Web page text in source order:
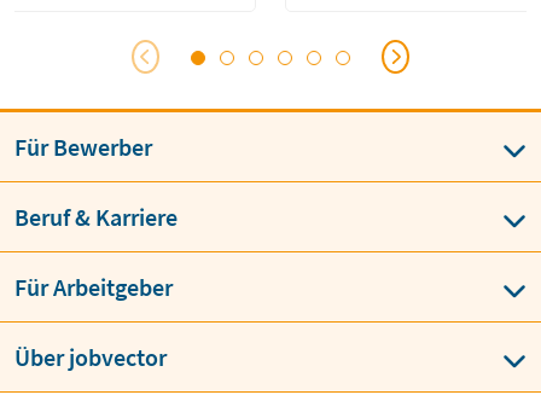
Für Bewerber
Beruf & Karriere
Für Arbeitgeber
Über jobvector